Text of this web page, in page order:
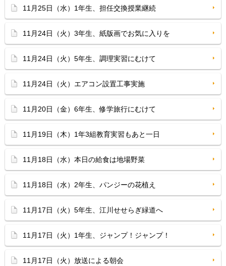
11月25日（水）1年生、担任交換授業継続
11月24日（火）3年生、紙版画でお気に入りを
11月24日（火）5年生、調理実習にむけて
11月24日（火）エアコン設置工事実施
11月20日（金）6年生、修学旅行にむけて
11月19日（木）1年3組教育実習もあと一日
11月18日（水）本日の給食は地場野菜
11月18日（水）2年生、パンジーの花植え
11月17日（火）5年生、江川せせらぎ緑道へ
11月17日（火）1年生、ジャンプ！ジャンプ！
11月17日（火）放送による朝会